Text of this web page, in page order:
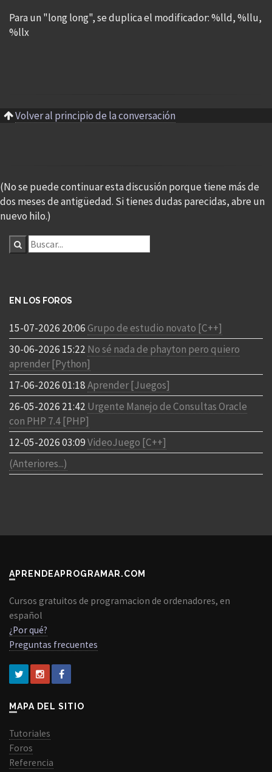
Para un "long long", se duplica el modificador: %lld, %llu,
%llx
Volver al principio de la conversación
(No se puede continuar esta discusión porque tiene más de
dos meses de antigüedad. Si tienes dudas parecidas, abre un
nuevo hilo.)
EN LOS FOROS
15-07-2026 20:06Grupo de estudio novato [C++]
30-06-2026 15:22 No sé nada de phayton pero quiero
aprender [Python]
17-06-2026 01:18Aprender [Juegos]
26-05-2026 21:42 Urgente Manejo de Consultas Oracle
con PHP 7.4 [PHP]
12-05-2026 03:09VideoJuego [C++]
(Anteriores...)
APRENDEAPROGRAMAR.COM
Cursos gratuitos de programacion de ordenadores, en
español
¿Por qué?
Preguntas frecuentes
MAPA DEL SITIO
Tutoriales
Foros
Referencia